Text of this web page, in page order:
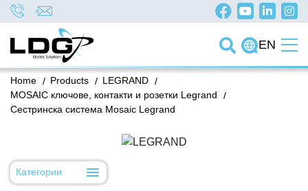
EN
/
Home /
Products /
LEGRAND
/
MOSAIC ключове, контакти и розетки Legrand
Сестринска система Mosaic Legrand
Категории